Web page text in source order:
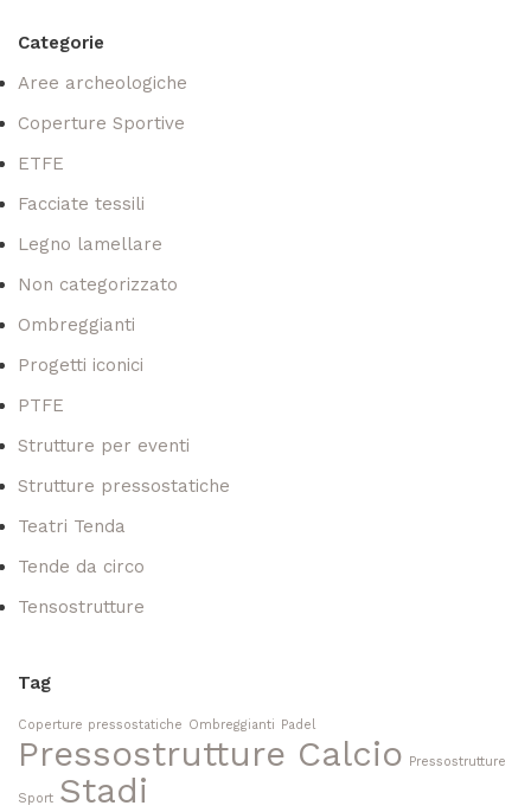
Categorie
Aree archeologiche
Coperture Sportive
ETFE
Facciate tessili
Legno lamellare
Non categorizzato
Ombreggianti
Progetti iconici
PTFE
Strutture per eventi
Strutture pressostatiche
Teatri Tenda
Tende da circo
Tensostrutture
Tag
Coperture pressostatiche Ombreggianti Padel
Pressostrutture Calcio Pressostrutture
Sport Stadi